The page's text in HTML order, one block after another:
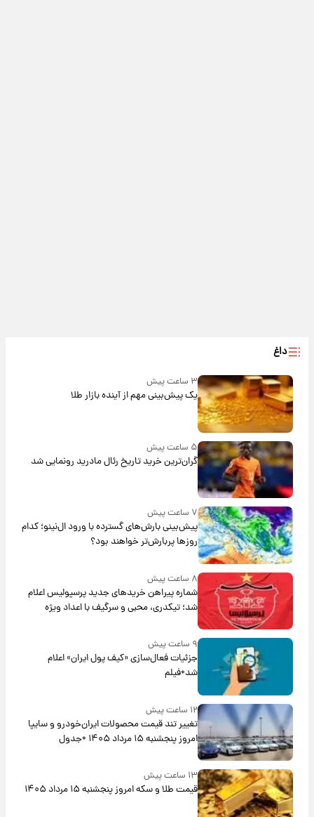
داغ
۳ ساعت پیش
یک پیش‌بینی مهم از آینده بازار طلا
۵ ساعت پیش
گران‌ترین خرید تاریخ رئال مادرید رونمایی شد
۷ ساعت پیش
پیش‌بینی بارش‌های گسترده با ورود ال‌نینو؛ کدام
روزها پربارش‌تر خواهند بود؟
۸ ساعت پیش
شماره پیراهن خریدهای جدید پرسپولیس اعلام
شد؛ تیکدری، محبی و سرگیف با اعداد ویژه
۹ ساعت پیش
جزئیات فعال‌سازی «کیف پول ایران» اعلام
شد+فیلم
۱۲ ساعت پیش
تغییر تند قیمت محصولات ایران‌خودرو و سایپا
امروز پنجشنبه ۱۵ مرداد ۱۴۰۵ +جدول
۱۳ ساعت پیش
قیمت طلا و سکه امروز پنجشنبه ۱۵ مرداد ۱۴۰۵